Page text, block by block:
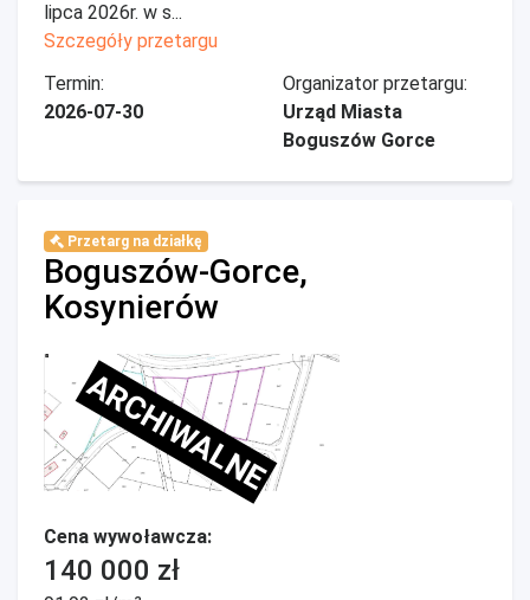
lipca 2026r. w s...
Szczegóły przetargu
Termin:
2026-07-30
Organizator przetargu:
Urząd Miasta
Boguszów Gorce
Przetarg na działkę
Boguszów-Gorce,
Kosynierów
ARCHIWALNE
Cena wywoławcza:
140 000 zł